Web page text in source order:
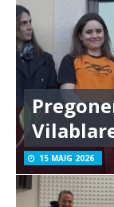
15 MAIG 2026